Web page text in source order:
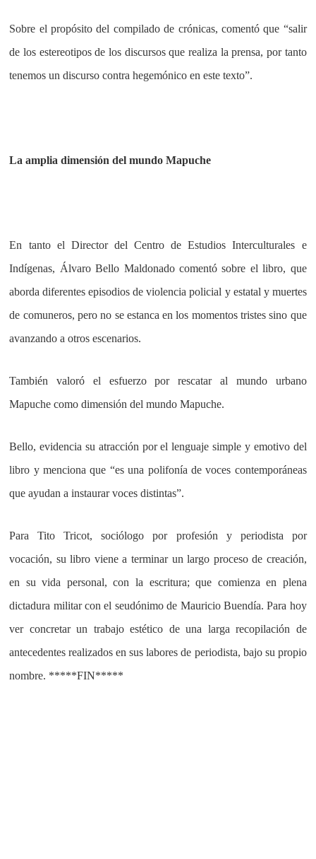
Sobre el propósito del compilado de crónicas, comentó que “salir
de los estereotipos de los discursos que realiza la prensa, por tanto
tenemos un discurso contra hegemónico en este texto”.
La amplia dimensión del mundo Mapuche
En tanto el Director del Centro de Estudios Interculturales e
Indígenas, Álvaro Bello Maldonado comentó sobre el libro, que
aborda diferentes episodios de violencia policial y estatal y muertes
de comuneros, pero no se estanca en los momentos tristes sino que
avanzando a otros escenarios.
También valoró el esfuerzo por rescatar al mundo urbano
Mapuche como dimensión del mundo Mapuche.
Bello, evidencia su atracción por el lenguaje simple y emotivo del
libro y menciona que “es una polifonía de voces contemporáneas
que ayudan a instaurar voces distintas”.
Para Tito Tricot, sociólogo por profesión y periodista por
vocación, su libro viene a terminar un largo proceso de creación,
en su vida personal, con la escritura; que comienza en plena
dictadura militar con el seudónimo de Mauricio Buendía. Para hoy
ver concretar un trabajo estético de una larga recopilación de
antecedentes realizados en sus labores de periodista, bajo su propio
nombre. *****FIN*****